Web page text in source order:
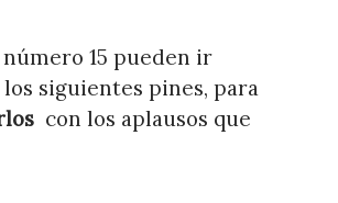
15 pueden ir
siguientes pines, para
con los aplausos que